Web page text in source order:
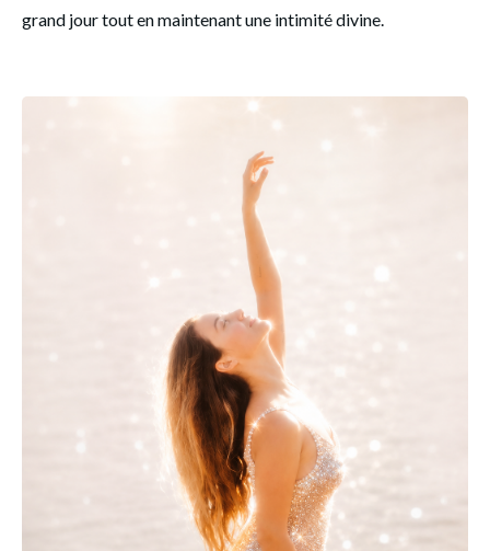
grand jour tout en maintenant une intimité divine.